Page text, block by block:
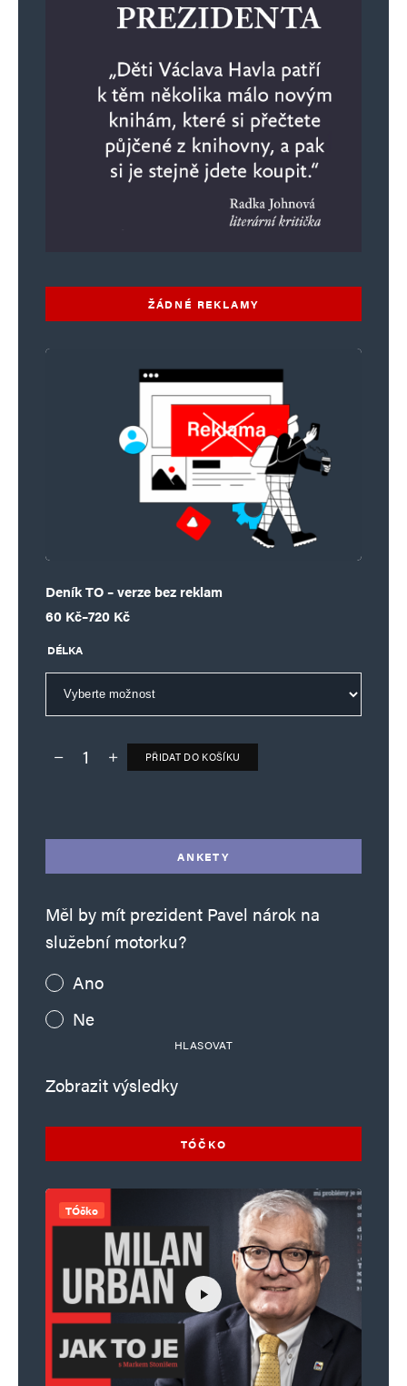
ŽÁDNÉ REKLAMY
Deník TO – verze bez reklam
60 Kč–720 Kč
Rozpětí cen: 60 Kč až 720 Kč
DÉLKA
Deník TO – verze bez reklam množství
PŘIDAT DO KOŠÍKU
ANKETY
Měl by mít prezident Pavel nárok na
služební motorku?
Ano
Ne
HLASOVAT
Zobrazit výsledky
TÓČKO
TÓčko